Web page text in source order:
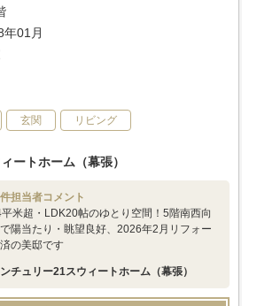
年01月
玄関 リビング
ートホーム（幕張）
担当者コメント
米超・LDK20帖のゆとり空間！5階南西向
陽当たり・眺望良好、2026年2月リフォー
の美邸です
チュリー21スウィートホーム（幕張）